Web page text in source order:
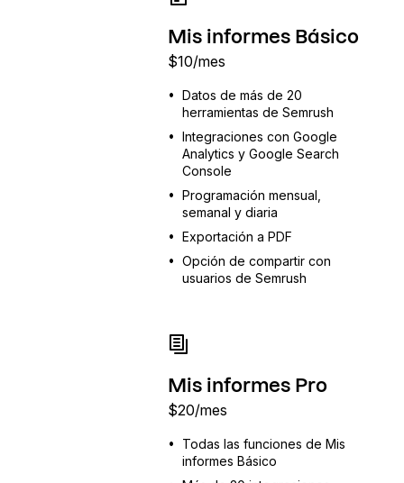
Mis informes Básico
$10/mes
• Datos de más de 20
herramientas de Semrush
• Integraciones con Google
Analytics y Google Search
Console
• Programación mensual,
semanal y diaria
• Exportación a PDF
• Opción de compartir con
usuarios de Semrush
Mis informes Pro
$20/mes
•
Todas las funciones de Mis
informes Básico